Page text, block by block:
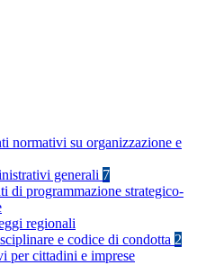
normativi su organizzazione e
generali 7
di programmazione strategico-
regionali
e codice di condotta 2
per cittadini e imprese